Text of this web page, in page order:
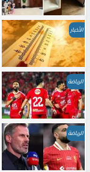
الأخبار
الرياضة
الرياضة